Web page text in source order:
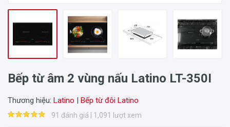
Bếp từ âm 2 vùng nấu Latino LT-350I
Thương hiệu: Latino | Bếp từ đôi Latino
91 đánh giá | 1,091 lượt xem